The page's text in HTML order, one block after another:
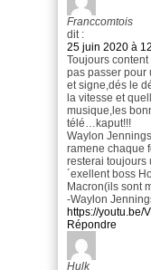
Franccomtois
dit :
25 juin 2020 à
Toujours
pas passer pour
et signe,dés le
la vitesse et
musique,les
télé…kaput!!!
Waylon
ramene chaque
resterai toujours
´exellent boss
Macron(ils sont
-Waylon
https://youtu.be/
Répondre
Hulk